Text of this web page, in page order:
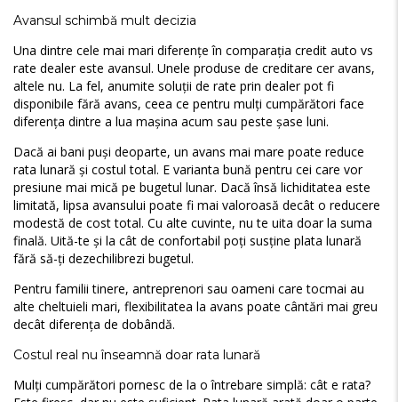
Avansul schimbă mult decizia
Una dintre cele mai mari diferențe în comparația credit auto vs
rate dealer este avansul. Unele produse de creditare cer avans,
altele nu. La fel, anumite soluții de rate prin dealer pot fi
disponibile fără avans, ceea ce pentru mulți cumpărători face
diferența dintre a lua mașina acum sau peste șase luni.
Dacă ai bani puși deoparte, un avans mai mare poate reduce
rata lunară și costul total. E varianta bună pentru cei care vor
presiune mai mică pe bugetul lunar. Dacă însă lichiditatea este
limitată, lipsa avansului poate fi mai valoroasă decât o reducere
modestă de cost total. Cu alte cuvinte, nu te uita doar la suma
finală. Uită-te și la cât de confortabil poți susține plata lunară
fără să-ți dezechilibrezi bugetul.
Pentru familii tinere, antreprenori sau oameni care tocmai au
alte cheltuieli mari, flexibilitatea la avans poate cântări mai greu
decât diferența de dobândă.
Costul real nu înseamnă doar rata lunară
Mulți cumpărători pornesc de la o întrebare simplă: cât e rata?